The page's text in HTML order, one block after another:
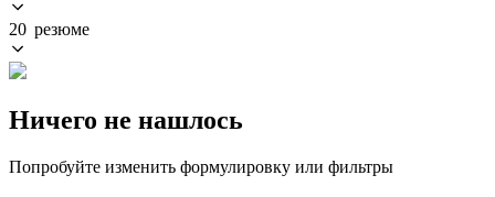
20 резюме
Ничего не нашлось
Попробуйте изменить формулировку или фильтры